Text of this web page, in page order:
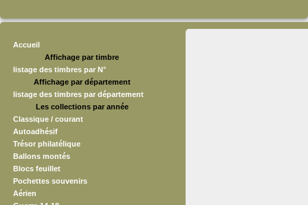
Accueil
Affichage par timbre
listage des timbres par N°
Affichage par département
listage des timbres par département
Les collections par année
Classique / courant
Autoadhésif
Trésor philatélique
Ballons montés
Blocs feuillet
Pochettes souvenirs
Aérien